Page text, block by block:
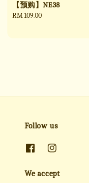
【预购】NE38
Regular
RM 109.00
Follow us
We accept